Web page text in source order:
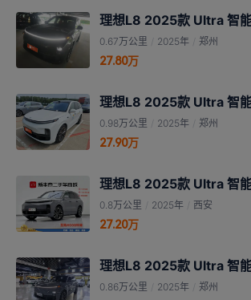
理想L8 2025款 Ultra 智
0.67万公里 2025年 郑州
27.80万
理想L8 2025款 Ultra 智
0.98万公里 2025年 郑州
27.90万
理想L8 2025款 Ultra 智
0.8万公里 2025年 西安
27.20万
理想L8 2025款 Ultra 智
0.86万公里 2025年 郑州